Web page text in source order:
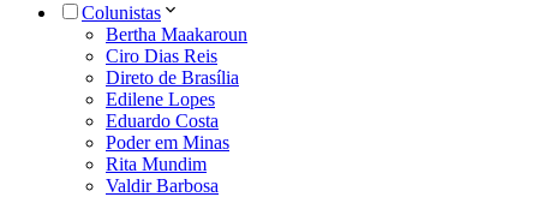
Colunistas
Bertha Maakaroun
Ciro Dias Reis
Direto de Brasília
Edilene Lopes
Eduardo Costa
Poder em Minas
Rita Mundim
Valdir Barbosa